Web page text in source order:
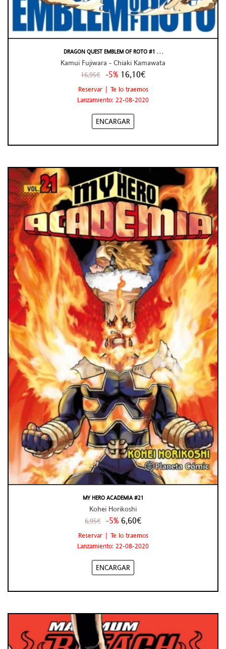
DRAGON QUEST EMBLEM OF ROTO #1 . . .
Kamui Fujiwara - Chiaki Kamawata
16,95€ -5% 16,10€
Reservar | Te lo traemos
Lanzamiento: 22-08-2020
ENCARGAR
MY HERO ACADEMIA #21
Kohei Horikoshi
6,95€ -5% 6,60€
Reservar | Te lo traemos
Lanzamiento: 22-08-2020
ENCARGAR